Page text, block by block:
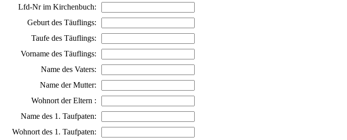
Lfd-Nr im Kirchenbuch:
Geburt des Täuflings:
Taufe des Täuflings:
Vorname des Täuflings:
Name des Vaters:
Name der Mutter:
Wohnort der Eltern :
Name des 1. Taufpaten:
Wohnort des 1. Taufpaten: